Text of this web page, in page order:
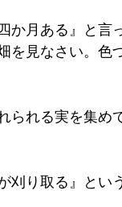
か月ある』と言
を見なさい。色
られる実を集め
刈り取る』とい